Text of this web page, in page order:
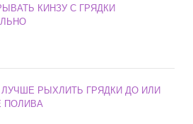
КИНЗУ С ГРЯДКИ
ЛУЧШЕ РЫХЛИТЬ ГРЯДКИ ДО ИЛИ
ПОЛИВА